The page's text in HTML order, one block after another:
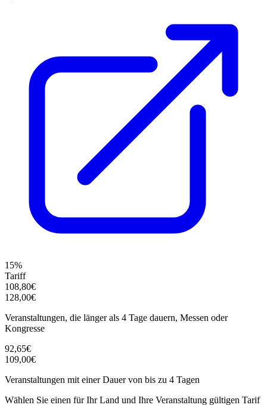
15%
Tariff
108,80€
128,00€
Veranstaltungen, die länger als 4 Tage dauern, Messen oder
Kongresse
92,65€
109,00€
Veranstaltungen mit einer Dauer von bis zu 4 Tagen
Wählen Sie einen für Ihr Land und Ihre Veranstaltung gültigen Tarif